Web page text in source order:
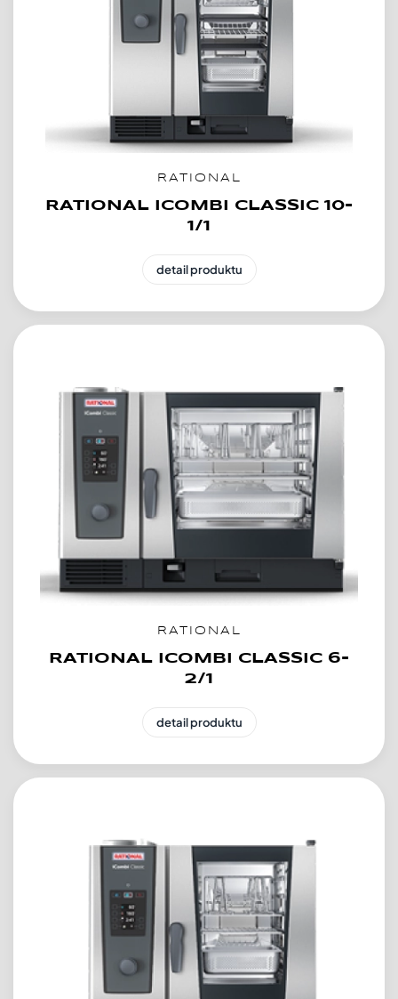
RATIONAL
RATIONAL ICOMBI CLASSIC 10-
1/1
detail produktu
RATIONAL
RATIONAL ICOMBI CLASSIC 6-
2/1
detail produktu